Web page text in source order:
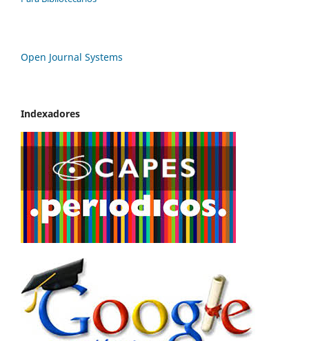
Open Journal Systems
Indexadores